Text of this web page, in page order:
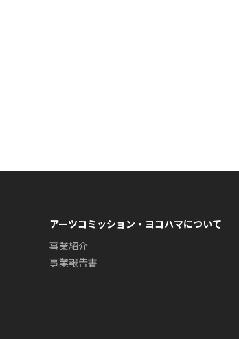
アーツコミッション・ヨコハマについて
事業紹介
事業報告書